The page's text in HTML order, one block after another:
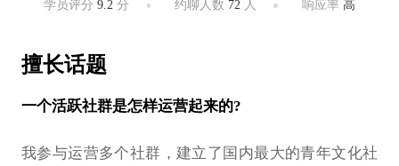
学员评分9.2 分 约聊人数 72 人 响应率 高
擅长话题
一个活跃社群是怎样运营起来的?
我参与运营多个社群，建立了国内最大的青年文化社